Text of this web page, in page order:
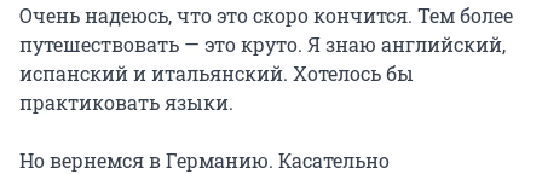
Очень надеюсь, что это скоро кончится. Тем более
путешествовать — это круто. Я знаю английский,
испанский и итальянский. Хотелось бы
практиковать языки.
Но вернемся в Германию. Касательно